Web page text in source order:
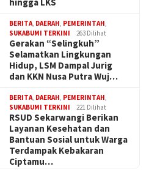
hingga LKS
BERITA, DAERAH, PEMERINTAH,
SUKABUMI TERKINI
263 Dilihat
Gerakan “Selingkuh”
Selamatkan Lingkungan
Hidup, LSM Dampal Jurig
dan KKN Nusa Putra Wuj…
BERITA, DAERAH, PEMERINTAH,
SUKABUMI TERKINI
221 Dilihat
RSUD Sekarwangi Berikan
Layanan Kesehatan dan
Bantuan Sosial untuk Warga
Terdampak Kebakaran
Ciptamu…